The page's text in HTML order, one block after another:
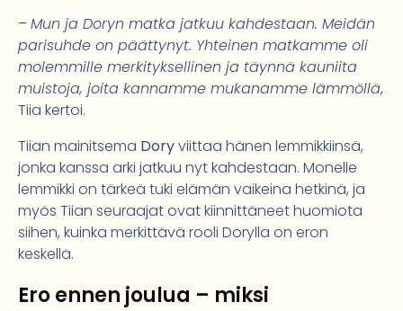
–Mun ja Doryn matka jatkuu kahdestaan. Meidän
parisuhde on päättynyt. Yhteinen matkamme oli
molemmille merkityksellinen ja täynnä kauniita
muistoja, joita kannamme mukanamme lämmöllä,
Tiia kertoi.
Tiian mainitsema Doryviittaa hänen lemmikkiinsä,
jonka kanssa arki jatkuu nyt kahdestaan. Monelle
lemmikki on tärkeä tuki elämän vaikeina hetkinä, ja
myös Tiian seuraajat ovat kiinnittäneet huomiota
siihen, kuinka merkittävä rooli Dorylla on eron
keskellä.
Ero ennen joulua – miksi